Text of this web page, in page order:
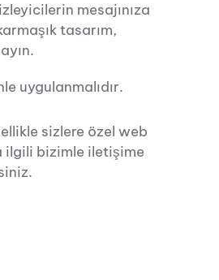
izleyicilerin mesajınıza
tasarım,
uygulanmalıdır.
sizlere özel web
ilgili bizimle iletişime